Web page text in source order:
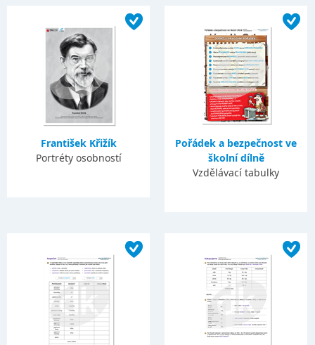
František Křižík
Portréty osobností
Pořádek a bezpečnost ve
školní dílně
Vzdělávací tabulky